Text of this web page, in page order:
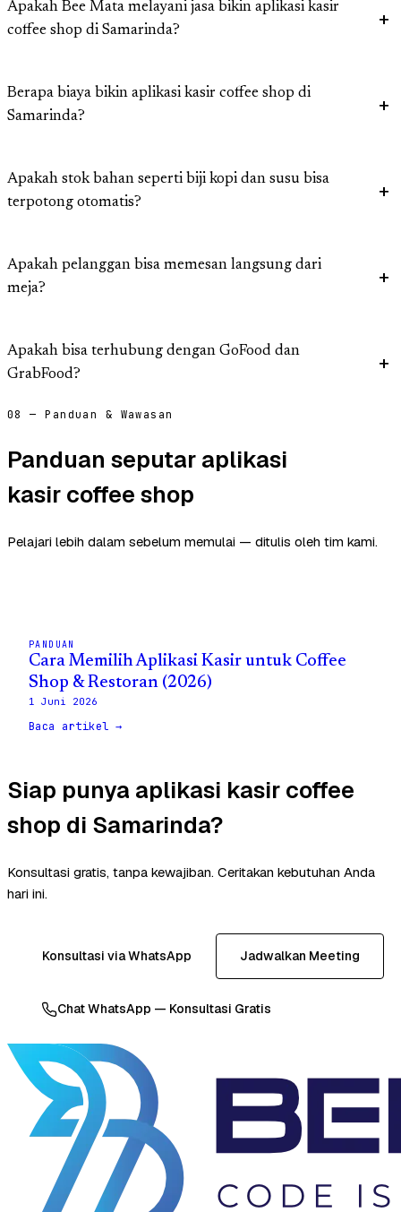
Apakah Bee Mata melayani jasa bikin aplikasi kasir
coffee shop di Samarinda?
Berapa biaya bikin aplikasi kasir coffee shop di
Samarinda?
Apakah stok bahan seperti biji kopi dan susu bisa
terpotong otomatis?
Apakah pelanggan bisa memesan langsung dari
meja?
Apakah bisa terhubung dengan GoFood dan
GrabFood?
08 — Panduan & Wawasan
Panduan seputar aplikasi
kasir coffee shop
Pelajari lebih dalam sebelum memulai — ditulis oleh tim kami.
PANDUAN
Cara Memilih Aplikasi Kasir untuk Coffee
Shop & Restoran (2026)
1 Juni 2026
Baca artikel →
Siap punya aplikasi kasir coffee
shop di Samarinda?
Konsultasi gratis, tanpa kewajiban. Ceritakan kebutuhan Anda
hari ini.
Konsultasi via WhatsApp Jadwalkan Meeting
Chat WhatsApp — Konsultasi Gratis